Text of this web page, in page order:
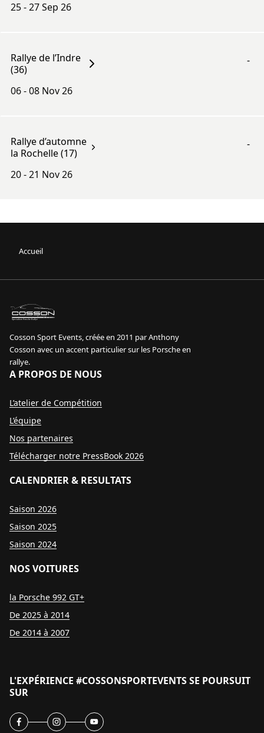
25 - 27Sep 26
Rallye de l’Indre
(36)
06 - 08 Nov 26
-
Rallye d’automne
la Rochelle (17)
20 - 21 Nov 26
-
Accueil
sport event
Specialiste Porsche Rallye
Cosson Sport Events, créée en 2011 par Anthony
Cosson avec un accent particulier sur les Porsche en
rallye.
A PROPOS DE NOUS
L’atelier de Compétition
L’équipe
Nos partenaires
Télécharger notre PressBook 2026
CALENDRIER & RESULTATS
Saison 2026
Saison 2025
Saison 2024
NOS VOITURES
la Porsche 992 GT+
De 2025 à 2014
De 2014 à 2007
L'EXPÉRIENCE #COSSONSPORTEVENTS SE POURSUIT
SUR